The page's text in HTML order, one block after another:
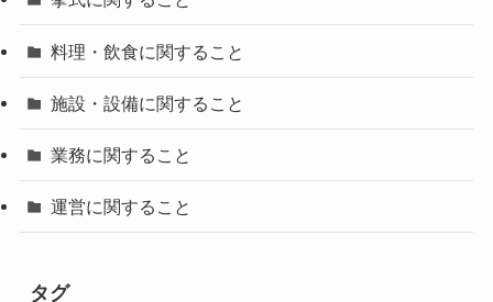
料理・飲食に関すること
施設・設備に関すること
業務に関すること
運営に関すること
タグ